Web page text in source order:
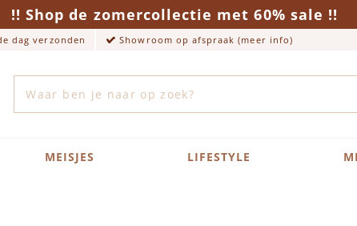
!! Shop de zomercollectie met 60% sale !!
dag verzonden Showroom op afspraak (meer info)
MEISJES LIFESTYLE